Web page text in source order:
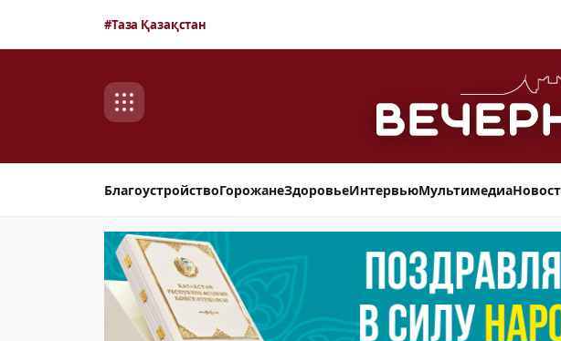
#Таза Қазақстан
БлагоустройствоГорожанеЗдоровьеИнтервьюМультимедиа